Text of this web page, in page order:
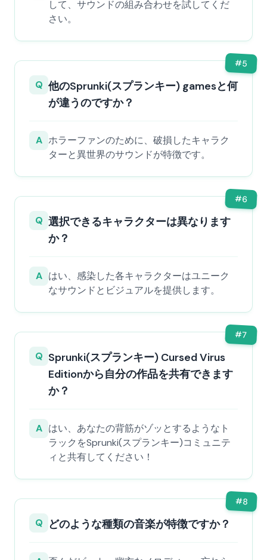
して、サウンドの組み合わせを試してくだ
さい。
#5
Q 他のSprunki(スプランキー) gamesと何
が違うのですか？
A ホラーファンのために、破損したキャラク
ターと異世界のサウンドが特徴です。
#6
Q 選択できるキャラクターは異なります
か？
A はい、感染した各キャラクターはユニーク
なサウンドとビジュアルを提供します。
#7
Q Sprunki(スプランキー) Cursed Virus
Editionから自分の作品を共有できます
か？
A はい、あなたの背筋がゾッとするようなト
ラックをSprunki(スプランキー)コミュニテ
ィと共有してください！
#8
Q どのような種類の音楽が特徴ですか？